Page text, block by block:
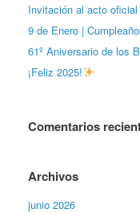
Invitación al acto
9 de Enero |
61º Aniversario de los
¡Feliz 2025!
Comentarios
Archivos
junio 2026